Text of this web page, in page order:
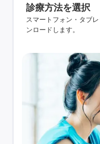
診療方法を選択
スマートフォン・タブ
ンロードします。